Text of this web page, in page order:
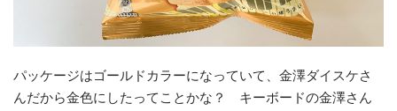
パッケージはゴールドカラーになっていて、金澤ダイスケさ
んだから金色にしたってことかな？ キーボードの金澤さん